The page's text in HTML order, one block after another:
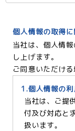
個人情報の取得
当社は、個人情
し上げます。
ご同意いただけ
1.個人情報の
当社は、ご提
付及び対応と
扱います。